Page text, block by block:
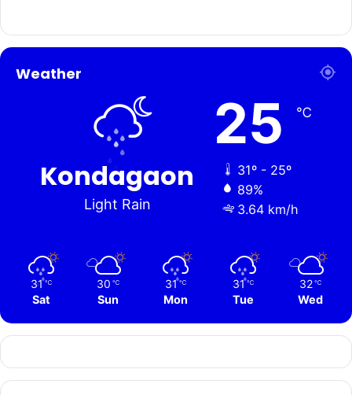
Weather
Kondagaon
Light Rain
25 ℃
31º - 25º
89%
3.64 km/h
31 ℃
Sat
30 ℃
Sun
31 ℃
Mon
31 ℃
Tue
32 ℃
Wed